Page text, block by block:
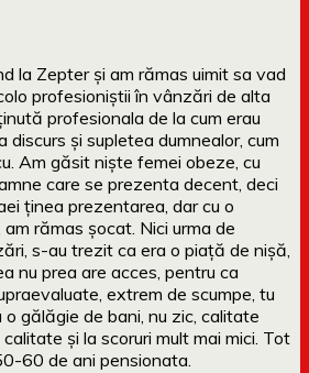
la Zepter și am rămas uimit sa vad
profesioniștii în vânzări de alta
profesionala de la cum erau
discurs și supletea dumnealor, cum
Am găsit niște femei obeze, cu
care se prezenta decent, deci
ținea prezentarea, dar cu o
rămas șocat. Nici urma de
s-au trezit ca era o piață de nișă,
nu prea are acces, pentru ca
extrem de scumpe, tu
gălăgie de bani, nu zic, calitate
și la scoruri mult mai mici. Tot
60 de ani pensionata.